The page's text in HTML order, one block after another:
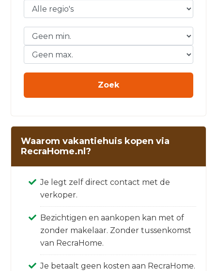
Waarom vakantiehuis kopen via
RecraHome.nl?
Je legt zelf direct contact met de
verkoper.
Bezichtigen en aankopen kan met of
zonder makelaar. Zonder tussenkomst
van RecraHome.
Je betaalt geen kosten aan RecraHome.